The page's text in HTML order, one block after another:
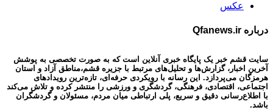
عکس
درباره Qfanews.ir
سایت قشم خبر یک پایگاه خبری آنلاین است که به صورت تخصصی به پوشش
آخرین اخبار، گزارش‌ها و تحلیل‌های مرتبط با جزیره قشم،مناطق آزاد و استان
هرمزگان می‌پردازد. این رسانه با رویکردی حرفه‌ای، تازه‌ترین رویدادهای
اجتماعی، اقتصادی، فرهنگی، گردشگری و ورزشی را منتشر کرده و تلاش می‌کند
با اطلاع‌رسانی دقیق و سریع، پلی ارتباطی میان مردم، مسئولان و گردشگران
باشد.